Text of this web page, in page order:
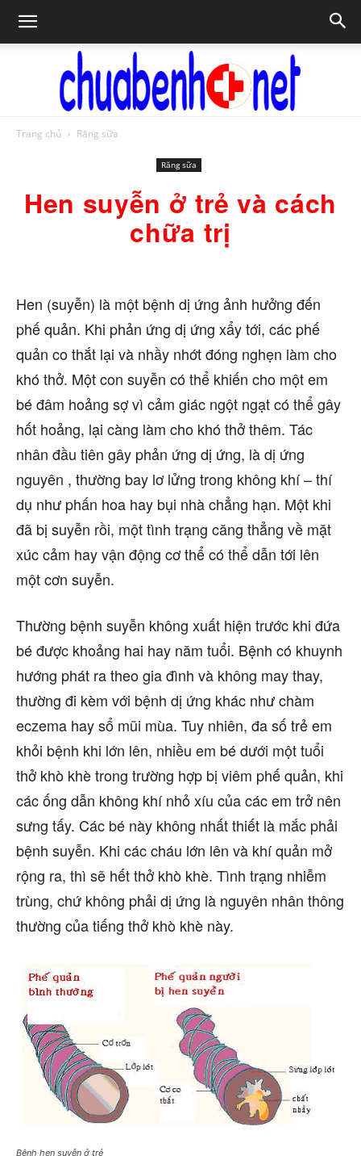
Trang chủ Răng sữa
Răng sữa
Hen suyễn ở trẻ và cách
chữa trị
Hen (suyễn) là một bệnh dị ứng ảnh hưởng đến
phế quản. Khi phản ứng dị ứng xẩy tới, các phế
quản co thắt lại và nhầy nhớt đóng nghẹn làm cho
khó thở. Một con suyễn có thể khiến cho một em
bé đâm hoảng sợ vì cảm giác ngột ngạt có thể gây
hốt hoảng, lại càng làm cho khó thở thêm. Tác
nhân đầu tiên gây phản ứng dị ứng, là dị ứng
nguyên , thường bay lơ lửng trong không khí – thí
dụ như phấn hoa hay bụi nhà chẳng hạn. Một khi
đã bị suyễn rồi, một tình trạng căng thẳng về mặt
xúc cảm hay vận động cơ thể có thể dẫn tới lên
một cơn suyễn.
Thường bệnh suyễn không xuất hiện trước khi đứa
bé được khoảng hai hay năm tuổi. Bệnh có khuynh
hướng phát ra theo gia đình và không may thay,
thường đi kèm với bệnh dị ứng khác như chàm
eczema hay sổ mũi mùa. Tuy nhiên, đa số trẻ em
khỏi bệnh khi lớn lên, nhiều em bé dưới một tuổi
thở khò khè trong trường hợp bị viêm phế quản, khi
các ống dẫn không khí nhỏ xíu của các em trở nên
sưng tấy. Các bé này không nhất thiết là mắc phải
bệnh suyễn. Khi các cháu lớn lên và khí quản mở
rộng ra, thì sẽ hết thở khò khè. Tình trạng nhiễm
trùng, chứ không phải dị ứng là nguyên nhân thông
thường của tiếng thở khò khè này.
Bệnh hen suyễn ở trẻ